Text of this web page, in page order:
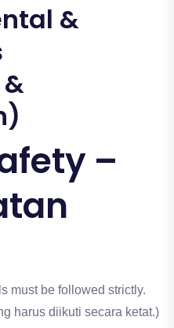
&
–
must be followed strictly.
harus diikuti secara ketat.)